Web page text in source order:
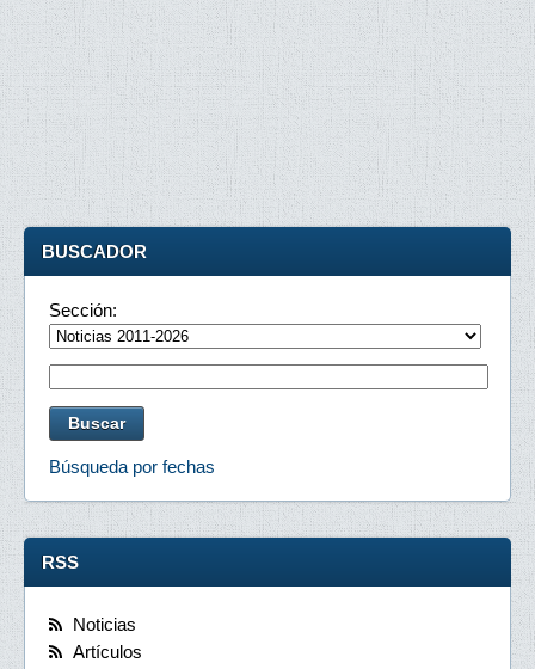
BUSCADOR
Sección:
Búsqueda por fechas
RSS
Noticias
Artículos